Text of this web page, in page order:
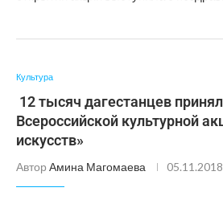
Культура
12 тысяч дагестанцев
Всероссийской культурной
искусств»
Автор Амина Магомаева 05.11.2018